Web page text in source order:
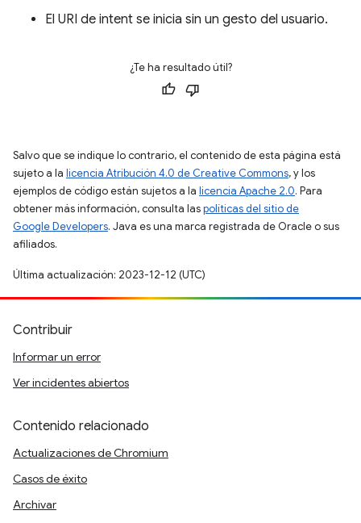
El URI de intent se inicia sin un gesto del usuario.
¿Te ha resultado útil?
Salvo que se indique lo contrario, el contenido de esta página está
sujeto a la licencia Atribución 4.0 de Creative Commons, y los
ejemplos de código están sujetos a la licencia Apache 2.0. Para
obtener más información, consulta laspolíticas del sitio de
Google Developers. Java es una marca registrada de Oracle o sus
afiliados.
Última actualización: 2023-12-12 (UTC)
Contribuir
Informar un error
Ver incidentes abiertos
Contenido relacionado
Actualizaciones de Chromium
Casos de éxito
Archivar